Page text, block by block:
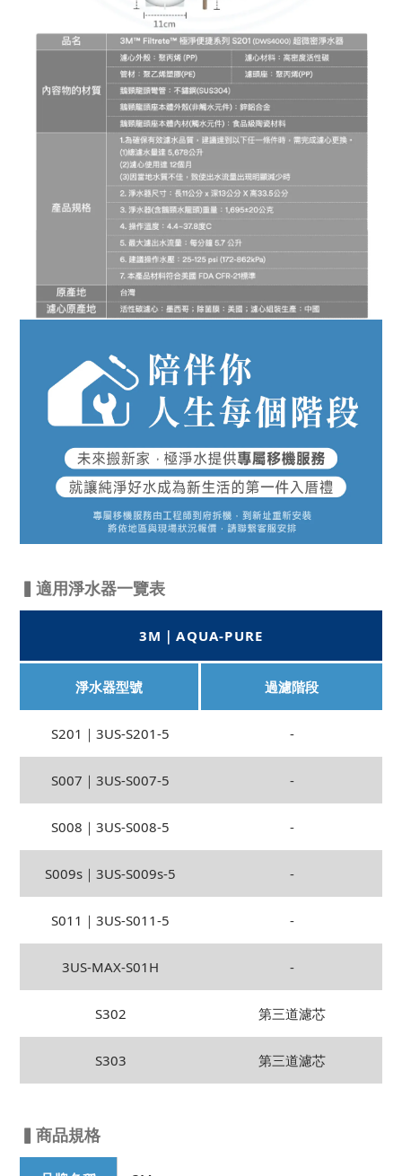
▍適用淨水器一覽表
3M｜AQUA-PURE
淨水器型號 過濾階段
S201｜3US-S201-5 -
S007｜3US-S007-5 -
S008｜3US-S008-5 -
S009s｜3US-S009s-5 -
S011｜3US-S011-5 -
3US-MAX-S01H -
S302 第三道濾芯
S303 第三道濾芯
▍商品規格